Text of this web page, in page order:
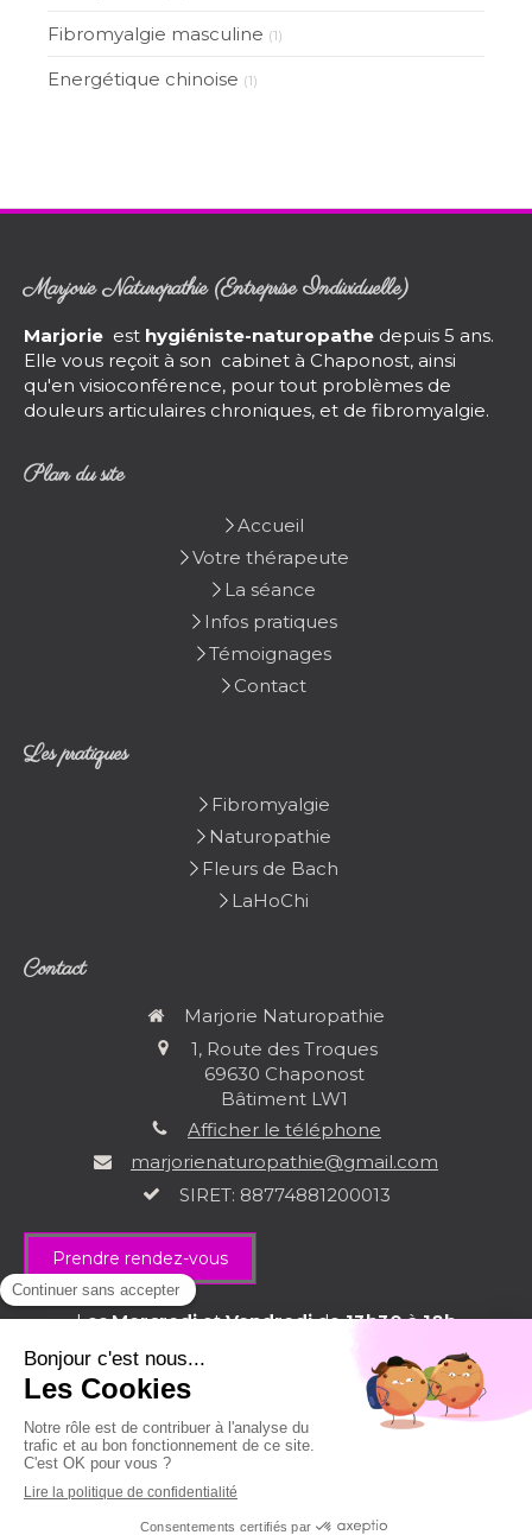
Fibromyalgie masculine (1)
Energétique chinoise (1)
Marjorie Naturopathie (Entreprise Individuelle)
Marjorie est hygiéniste-naturopathe depuis 5 ans.
Elle vous reçoit à son cabinet à Chaponost, ainsi
qu'en visioconférence, pour tout problèmes de
douleurs articulaires chroniques, et de fibromyalgie.
Plan du site
Accueil
Votre thérapeute
La séance
Infos pratiques
Témoignages
Contact
Les pratiques
Fibromyalgie
Naturopathie
Fleurs de Bach
LaHoChi
Contact
Marjorie Naturopathie
1, Route des Troques
69630 Chaponost
Bâtiment LW1
Afficher le téléphone
marjorienaturopathie@gmail.com
SIRET: 88774881200013
Prendre rendez-vous
LesMercredietVendredide13h30à18h
Mentions légales